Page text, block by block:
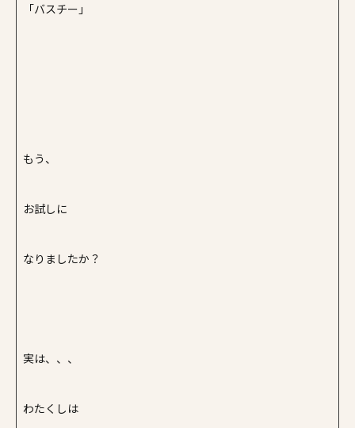
「バスチー」
もう、
お試しに
なりましたか？
実は、、、
わたくしは